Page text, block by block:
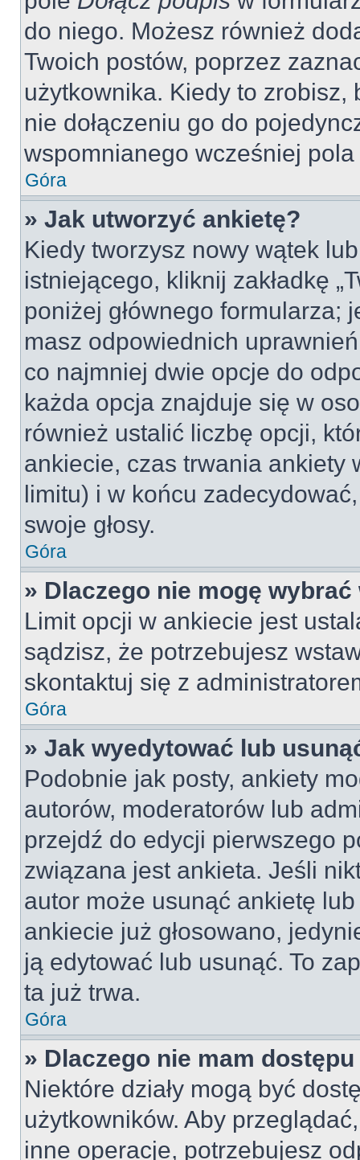
do niego. Możesz również
Twoich postów, poprzez
użytkownika. Kiedy to zrobisz,
nie dołączeniu go do
wspomnianego wcześniej
Góra
» Jak utworzyć ankietę?
Kiedy tworzysz nowy wątek
istniejącego, kliknij zakładkę
poniżej głównego formularza;
masz odpowiednich
co najmniej dwie opcje do
każda opcja znajduje się w
również ustalić liczbę opcji,
ankiecie, czas trwania ankiety
limitu) i w końcu
swoje głosy.
Góra
» Dlaczego nie mogę
Limit opcji w ankiecie jest
sądzisz, że potrzebujesz
skontaktuj się z
Góra
» Jak wyedytować lub
Podobnie jak posty, ankiety
autorów, moderatorów lub
przejdź do edycji pierwszego
związana jest ankieta. Jeśli
autor może usunąć ankietę
ankiecie już głosowano,
ją edytować lub usunąć. To
ta już trwa.
Góra
» Dlaczego nie mam dostępu
Niektóre działy mogą być
użytkowników. Aby
inne operacje, potrzebujesz